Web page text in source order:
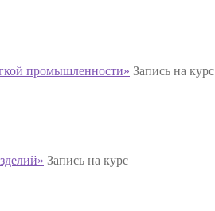
промышленности» Запись на курс
Запись на курс